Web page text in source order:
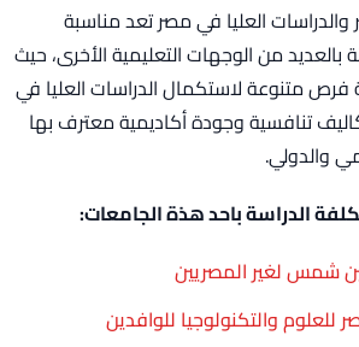
العليا في مصر تعد مناسبة
بالعديد من الوجهات التعليمية الأخرى، حيث
فرص متنوعة لاستكمال الدراسات العليا في
تنافسية وجودة أكاديمية معترف بها
والدولي.
الدراسة باحد هذة الجامعات:
شمس لغير المصريين
والتكنولوجيا للوافدين